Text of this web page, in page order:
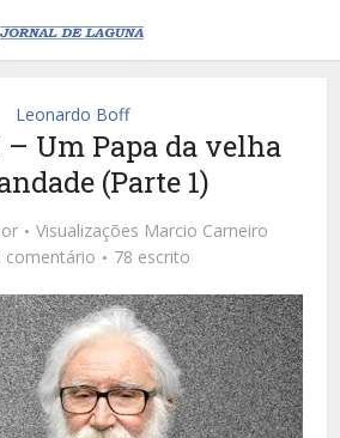
Leonardo Boff
Um Papa da velha
(Parte 1)
Visualizações Marcio Carneiro
comentário
78 escrito